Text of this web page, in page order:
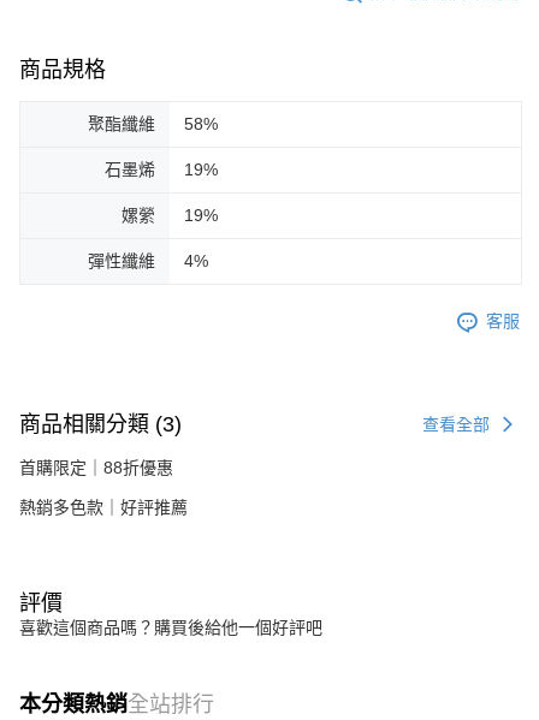
商品規格
聚酯纖維 58%
石墨烯 19%
嫘縈 19%
彈性纖維 4%
客服
商品相關分類 (3) 查看全部
首購限定｜88折優惠
熱銷多色款｜好評推薦
評價
喜歡這個商品嗎？購買後給他一個好評吧
本分類熱銷全站排行